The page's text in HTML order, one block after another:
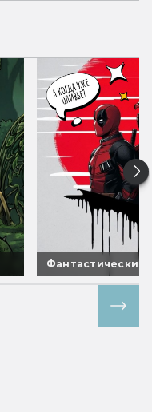
Фантастические